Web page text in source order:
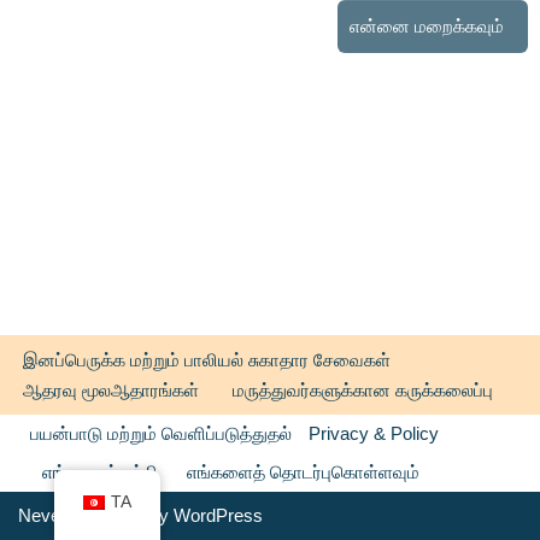
என்னை மறைக்கவும்
இனப்பெருக்க மற்றும் பாலியல் சுகாதார சேவைகள்
ஆதரவு மூலஆதாரங்கள்
மருத்துவர்களுக்கான கருக்கலைப்பு
பயன்பாடு மற்றும் வெளிப்படுத்துதல்
Privacy & Policy
எங்களைப் பற்றி
எங்களைத் தொடர்புகொள்ளவும்
Neve | Powered by WordPress
TA